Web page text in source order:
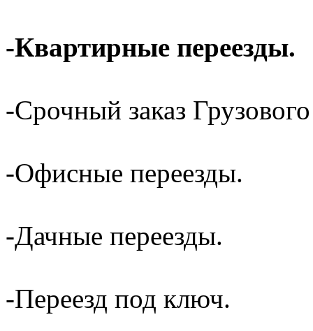
-Квартирные переезды.
-Срочный заказ
-Офисные переезды.
-Дачные переезды.
-Переезд под ключ.